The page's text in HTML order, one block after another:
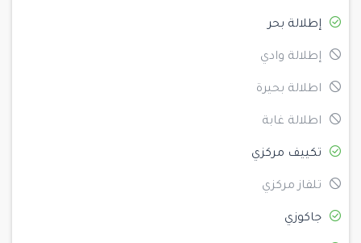
إطلالة بحر
إطلالة وادي
اطلالة بحيرة
اطلالة غابة
تكييف مركزي
تلفاز مركزي
جاكوزي